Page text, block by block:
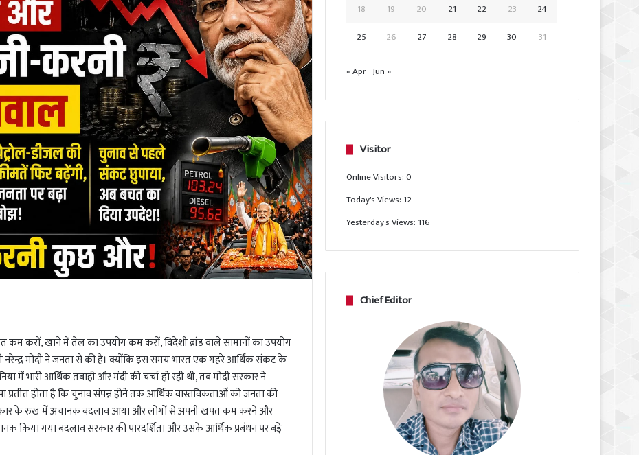
करों, खाने में तेल का उपयोग कम करों, विदेशी ब्रांड वाले सामानों का उपयोग
मोदी ने जनता से की है। क्योंकि इस समय भारत एक गहरे आर्थिक संकट के
में भारी आर्थिक तबाही और मंदी की चर्चा हो रही थी, तब मोदी सरकार ने
होता है कि चुनाव संपन्न होने तक आर्थिक वास्तविकताओं को जनता की
के रुख में अचानक बदलाव आया और लोगों से अपनी खपत कम करने और
किया गया बदलाव सरकार की पारदर्शिता और उसके आर्थिक प्रबंधन पर बड़े
18 19 20 21 22 23
24
25
26 27 28 29 30 31
« Apr Jun »
Visitor
Online Visitors:0
Today's Views: 12
Yesterday's Views: 116
Chief Editor